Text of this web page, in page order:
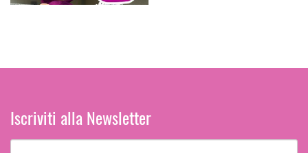
Iscriviti alla Newsletter